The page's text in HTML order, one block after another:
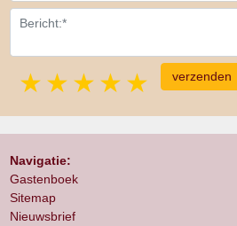
5 stars
4 stars
3 stars
2 stars
1 star
Navigatie:
Gastenboek
Sitemap
Nieuwsbrief